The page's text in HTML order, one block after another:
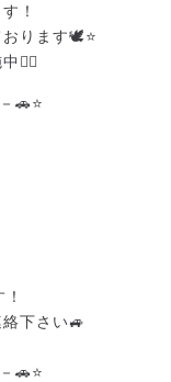
！
ります🕊️⭐
❤️‍🔥
🚗⭐
下さい🚙
🚗⭐